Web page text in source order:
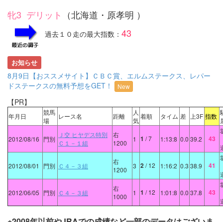
牝3 デリット （北海道・原孝明 ）
過去１０走の最大指数： 43
お知らせ
8月9日【おススメサイト】ＣＢＣ賞、エルムステークス、レパー
ドステークスの無料予想をGET！
New
【PR】
年月日
競馬
場
レース名 距離
人
気
着順 タイム 差 上3F 指数
2012/08/16 門別
Ｊ交 ヒヤデス特別
Ｃ１－１組
右
1200
1 1 / 7 1:13:8 0.0 39.2 43
2012/08/01 門別 Ｃ４－３組
右
1200
3 2/ 12 1:16:2 0.3 38.9 41
2012/06/05 門別 Ｃ４－３組
右
1000
1 1 / 12 1:01:8 0.0 37.8 43